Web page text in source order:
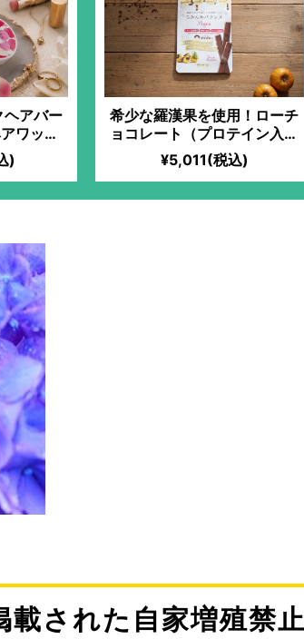
ヘアバー
ワック
)
希少な羅漢果を使用！ローチ
ョコレート（プロテイン入）
【マカ】
¥5,011(税込)
載された自家増殖禁止